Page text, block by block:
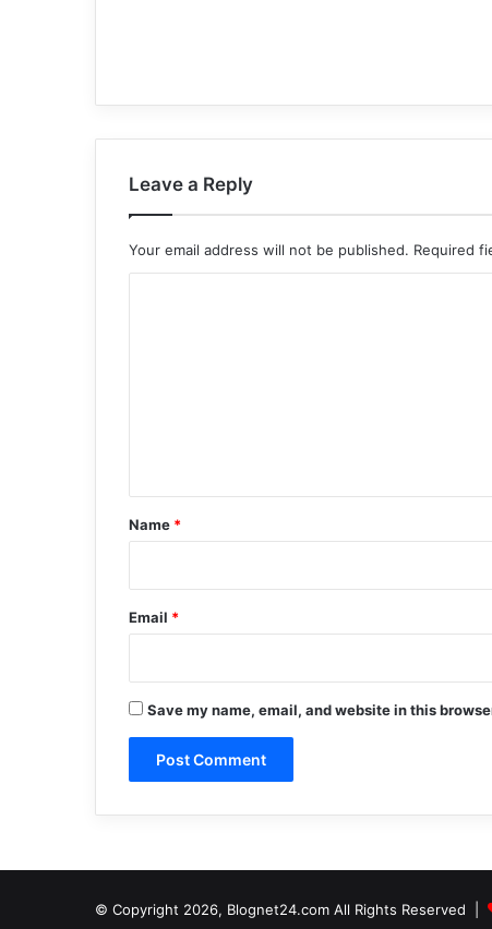
Leave a Reply
Your email address will not be published. Required
*
Name *
Email *
Save my name, email, and website in this
© Copyright 2026, Blognet24.com All Rights Reserved |